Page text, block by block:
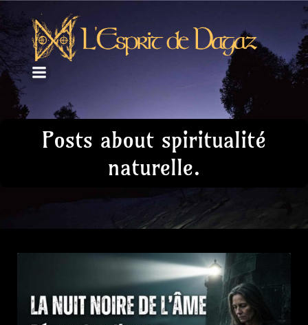
Posts about spiritualité
naturelle.